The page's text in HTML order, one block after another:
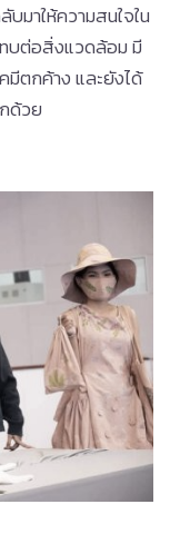
มาให้ความสนใจใน
บต่อสิ่งแวดล้อม มี
ตกค้าง และยังได้
ด้วย